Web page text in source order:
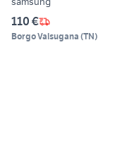
110 €
Borgo Valsugana (TN)